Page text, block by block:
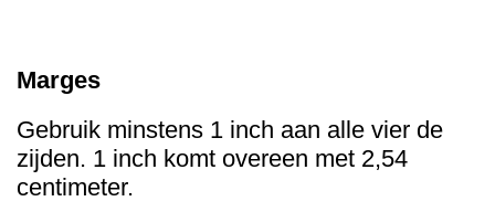
Marges
Gebruik minstens 1 inch aan alle vier de
zijden. 1 inch komt overeen met 2,54
centimeter.